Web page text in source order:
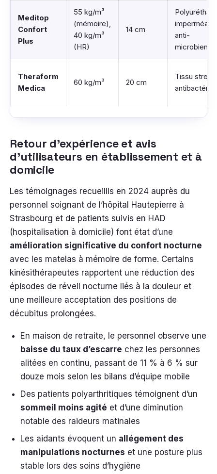
Meditop
Confort
Plus
55 kg/m³
(mémoire),
40 kg/m³
(HR)
14 cm
anti-
microbien
Theraform
Medica
60 kg/m³ 20 cm
Tissu
Retour d’expérience et avis
d’utilisateurs en établissement et à
domicile
Les témoignages recueillis en 2024 auprès du
personnel soignant de l’hôpital Hautepierre à
Strasbourg et de patients suivis en HAD
(hospitalisation à domicile) font état d’une
amélioration significative du confort nocturne
avec les matelas à mémoire de forme. Certains
kinésithérapeutes rapportent une réduction des
épisodes de réveil nocturne liés à la douleur et
une meilleure acceptation des positions de
décubitus prolongées.
En maison de retraite, le personnel observe une
baisse du taux d’escarre chez les personnes
alitées en continu, passant de 11 % à 6 % sur
douze mois selon les bilans d’équipe mobile
Des patients polyarthritiques témoignent d’un
sommeil moins agité et d’une diminution
notable des raideurs matinales
Les aidants évoquent un allégement des
manipulations nocturnes et une posture plus
stable lors des soins d’hygiène